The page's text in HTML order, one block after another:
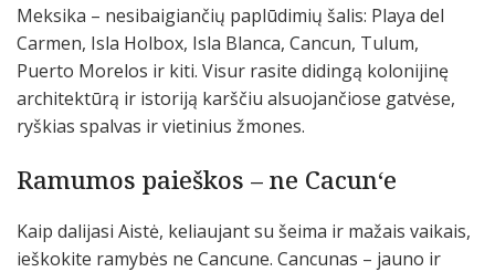
Meksika – nesibaigiančių paplūdimių šalis: Playa del
Carmen, Isla Holbox, Isla Blanca, Cancun, Tulum,
Puerto Morelos ir kiti. Visur rasite didingą kolonijinę
architektūrą ir istoriją karščiu alsuojančiose gatvėse,
ryškias spalvas ir vietinius žmones.
Ramumos paieškos – ne Cacun‘e
Kaip dalijasi Aistė, keliaujant su šeima ir mažais vaikais,
ieškokite ramybės ne Cancune. Cancunas – jauno ir